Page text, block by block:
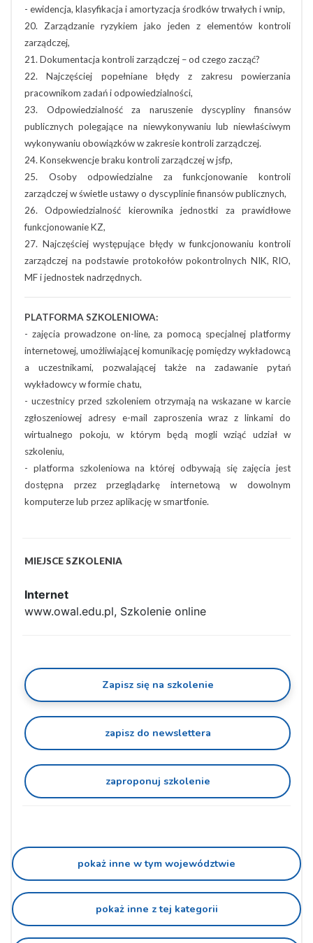
- ewidencja, klasyfikacja i amortyzacja środków trwałych i wnip,
20. Zarządzanie ryzykiem jako jeden z elementów kontroli
zarządczej,
21. Dokumentacja kontroli zarządczej – od czego zacząć?
22. Najczęściej popełniane błędy z zakresu powierzania
pracownikom zadań i odpowiedzialności,
23. Odpowiedzialność za naruszenie dyscypliny finansów
publicznych polegające na niewykonywaniu lub niewłaściwym
wykonywaniu obowiązków w zakresie kontroli zarządczej.
24. Konsekwencje braku kontroli zarządczej w jsfp,
25. Osoby odpowiedzialne za funkcjonowanie kontroli
zarządczej w świetle ustawy o dyscyplinie finansów publicznych,
26. Odpowiedzialność kierownika jednostki za prawidłowe
funkcjonowanie KZ,
27. Najczęściej występujące błędy w funkcjonowaniu kontroli
zarządczej na podstawie protokołów pokontrolnych NIK, RIO,
MF i jednostek nadrzędnych.
PLATFORMA SZKOLENIOWA:
- zajęcia prowadzone on-line, za pomocą specjalnej platformy
internetowej, umożliwiającej komunikację pomiędzy wykładowcą
a uczestnikami, pozwalającej także na zadawanie pytań
wykładowcy w formie chatu,
- uczestnicy przed szkoleniem otrzymają na wskazane w karcie
zgłoszeniowej adresy e-mail zaproszenia wraz z linkami do
wirtualnego pokoju, w którym będą mogli wziąć udział w
szkoleniu,
- platforma szkoleniowa na której odbywają się zajęcia jest
dostępna przez przeglądarkę internetową w dowolnym
komputerze lub przez aplikację w smartfonie.
MIEJSCE SZKOLENIA
Internet
www.owal.edu.pl, Szkolenie online
Zapisz się na szkolenie
zapisz do newslettera
zaproponuj szkolenie
pokaż inne w tym województwie
pokaż inne z tej kategorii